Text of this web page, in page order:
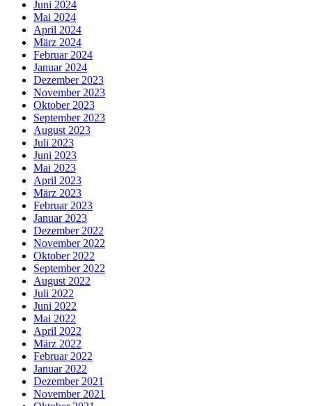
Juni 2024
Mai 2024
April 2024
März 2024
Februar 2024
Januar 2024
Dezember 2023
November 2023
Oktober 2023
September 2023
August 2023
Juli 2023
Juni 2023
Mai 2023
April 2023
März 2023
Februar 2023
Januar 2023
Dezember 2022
November 2022
Oktober 2022
September 2022
August 2022
Juli 2022
Juni 2022
Mai 2022
April 2022
März 2022
Februar 2022
Januar 2022
Dezember 2021
November 2021